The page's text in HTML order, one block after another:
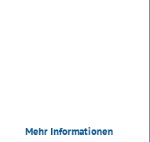
Mehr Informationen